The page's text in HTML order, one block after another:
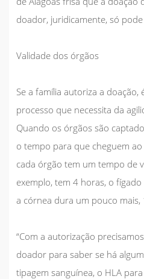
doador, juridicamente, só
Validade dos órgãos
Se a família autoriza a
processo que necessita da
Quando os órgãos são
o tempo para que cheguem
cada órgão tem um tempo de
exemplo, tem 4 horas, o
a córnea dura um pouco mais,
“Com a autorização
doador para saber se há
tipagem sanguínea, o HLA